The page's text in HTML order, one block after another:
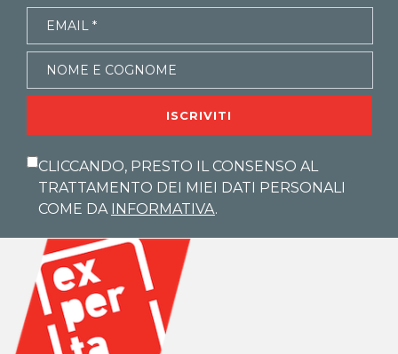
percentuali
discordanze
funzione infodatitabpivot
modelli dati
power pivot
mostra dettagli
Xcamp teoria
ISCRIVITI
CLICCANDO, PRESTO IL CONSENSO AL
TRATTAMENTO DEI MIEI DATI PERSONALI
COME DA INFORMATIVA.